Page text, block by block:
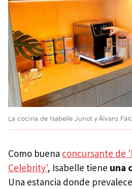
La cocina de Isabelle Junot y Álvaro
Como buena concursante de
Celebrity', Isabelle tiene una
Una estancia donde